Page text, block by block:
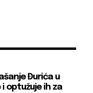
Đurića u
i optužuje ih za